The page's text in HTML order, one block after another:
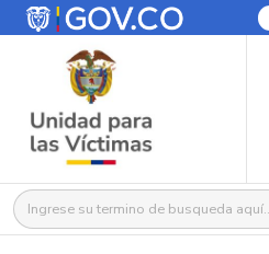
Buscar: